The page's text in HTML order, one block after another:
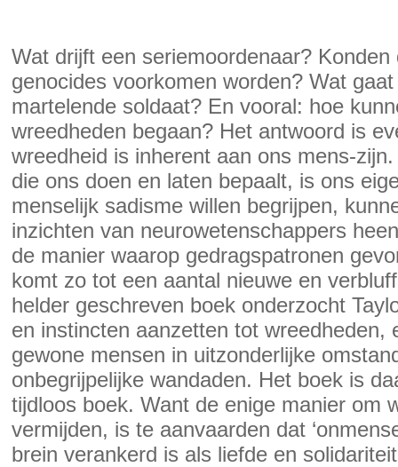
Wat drijft een seriemoordenaar?
genocides voorkomen worden? Wat
martelende soldaat? En vooral: hoe
wreedheden begaan? Het antwoord is
wreedheid is inherent aan ons mens-
die ons doen en laten bepaalt, is ons
menselijk sadisme willen begrijpen,
inzichten van neurowetenschappers
de manier waarop gedragspatronen
komt zo tot een aantal nieuwe en
helder geschreven boek onderzocht
en instincten aanzetten tot wreedheden,
gewone mensen in uitzonderlijke
onbegrijpelijke wandaden. Het boek is
tijdloos boek. Want de enige manier om
vermijden, is te aanvaarden dat
brein verankerd is als liefde en